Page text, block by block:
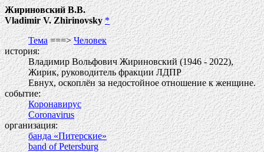
Жириновский В.В.
Vladimir V. Zhirinovsky *
Тема===>Человек
история:
Владимир Вольфович Жириновский (1946 - 2022),
Жирик, руководитель фракции ЛДПР
Евнух, оскоплён за недостойное отношение к женщине.
событие:
Коронавирус
Coronavirus
организация:
банда «Питерские»
band of Petersburg